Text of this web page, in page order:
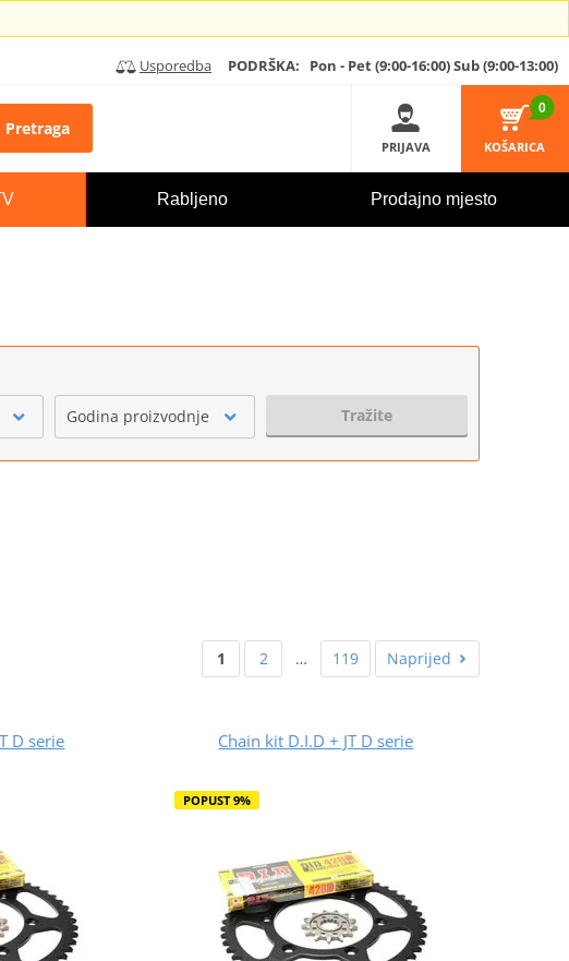
Usporedba PODRŠKA: Pon - Pet (9:00-16:00)Sub (9:00-13:00)
Pretraga
PRIJAVA
0
KOŠARICA
Rabljeno Prodajno mjesto
Godina proizvodnje Tražite
1 2 … 119 Naprijed
D serie Chain kit D.I.D + JT D serie
POPUST 9%